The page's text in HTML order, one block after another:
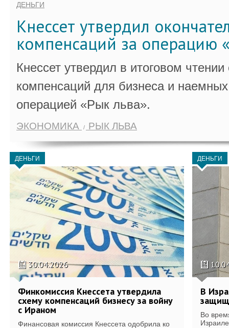
ДЕНЬГИ
Кнессет утвердил
компенсаций за операцию
Кнессет утвердил в итоговом
компенсаций для бизнеса и
операцией «Рык льва».
ЭКОНОМИКА РЫК ЛЬВА
ДЕНЬГИ
30.04.2026
Финкомиссия Кнессета утвердила
схему компенсаций бизнесу за войну
с Ираном
Финансовая комиссия Кнессета одобрила ко
ДЕНЬГИ
В
Во